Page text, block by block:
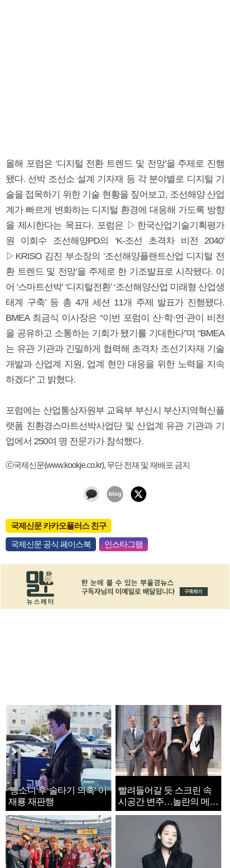
올해 포럼은 ‘디지털 전환 트렌드 및 전망’을 주제로 진행
됐다. 선박 조선소 설계 기자재 등 각 분야별로 디지털 기
술을 접목하기 위한 기술 현황을 짚어보고, 조선해양 산업
계가 빠르게 변화하는 디지털 환경에 대응해 가도록 방향
을 제시한다는 목표다. 포럼은 ▷한국산업기술기획평가
원 이희수 조선해양PD의 ‘K-조선 초격차 비전 2040’
▷KRISO 김진 부소장의 ‘조선해양플랜트산업 디지털 전
환 트렌드 및 전망’을 주제로 한 기조발표로 시작됐다. 이
어 ‘스마트선박’ ‘디지털전환’ ‘조선해양산업 미래형 산업생
태계 구축’ 등 총 4개 세션 11개 주제 발표가 진행됐다.
BMEA 최금식 이사장은 “이번 포럼이 산·학·연·관이 비전
을 공유하고 소통하는 기회가 됐기를 기대한다”며 “BMEA
는 유관 기관과 긴밀하게 협력해 초격차 조선기자재 기술
개발과 산업계 지원, 업계 현안 대응을 위한 노력을 지속
하겠다” 고 밝혔다.
포럼에는 산업통상자원부 교육부 부산시 부산지역혁신플
랫폼 친환경스마트선박사업단 및 산업계 유관 기관과 기
업에서 250여 명 전문가가 참석했다.
ⓒ국제신문(www.kookje.co.kr), 무단 전재 및 재배포 금지
국제신문 카카오플러스 친구
국제신문 공식 페이스북 인스타그램
‘뺑소니 후 술타기 의혹’ 이
재룡 재판행
빨려들어갈 듯 스크린 속
시공간 변주…놀란의 메시
지는 ‘전쟁 속죄’